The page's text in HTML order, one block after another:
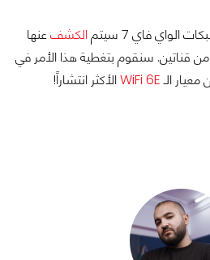
فاي 7 سيتم الكشفعنها
قناتين. سنقوم بتغطية هذا الأمر في
الـWiFi 6Eالأكثر انتشاراً!